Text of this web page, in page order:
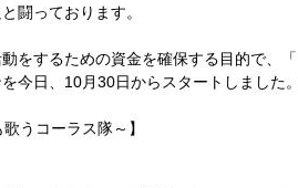
闘っております。
をするための資金を確保する目的で、
今日、10月30日からスタートしました
うコーラス隊～】